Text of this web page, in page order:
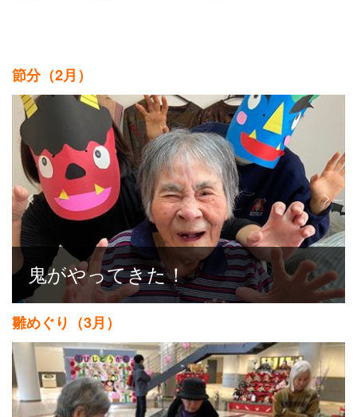
節分（2月）
鬼がやってきた！
雛めぐり（3月）